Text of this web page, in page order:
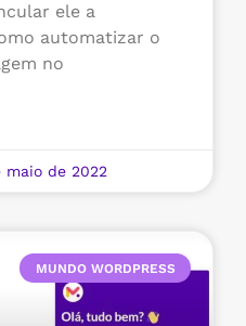
ele a
automatizar o
no
maio de 2022
MUNDO WORDPRESS